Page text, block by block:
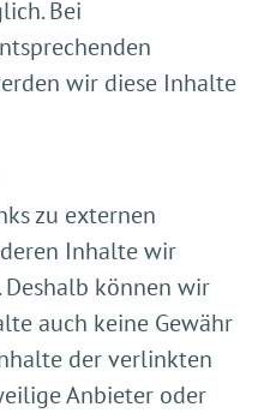
Bei
wir diese Inhalte
zu externen
Inhalte wir
Deshalb können wir
auch keine Gewähr
der verlinkten
Anbieter oder